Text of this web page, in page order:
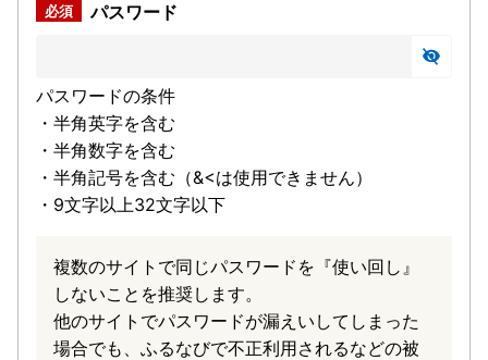
パスワード
パスワードの条件
・半角英字を含む
・半角数字を含む
・半角記号を含む（&<は使用できません）
・9文字以上32文字以下
複数のサイトで同じパスワードを『使い回し』
しないことを推奨します。
他のサイトでパスワードが漏えいしてしまった
場合でも、ふるなびで不正利用されるなどの被